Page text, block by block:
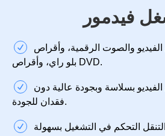
فيدمور
والصوت الرقمية، وأقراص
بلو راي، وأقراص DVD.
بسلاسة وبجودة عالية دون
فقدان للجودة.